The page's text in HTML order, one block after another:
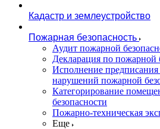
Кадастр и землеустройство
Пожарная безопасность
Аудит пожарной
Декларация по пожарной
Исполнение
нарушений пожарной
Категорирование
безопасности
Пожарно-техническая
Еще